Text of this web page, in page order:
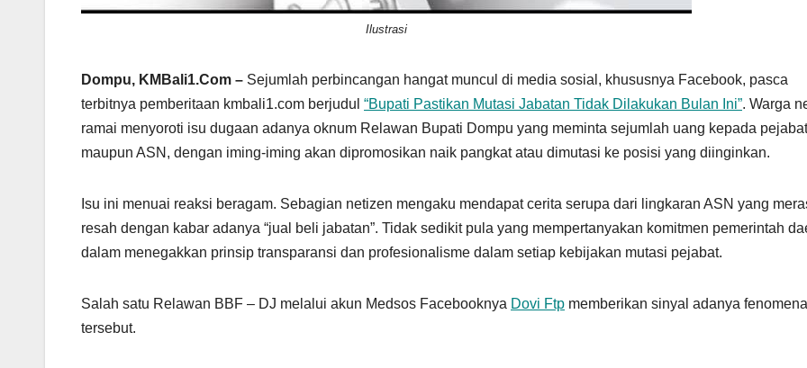
Ilustrasi
Dompu, KMBali1.Com – Sejumlah perbincangan hangat muncul di media sosial, khususnya Facebook, pasca
terbitnya pemberitaan kmbali1.com berjudul “Bupati Pastikan Mutasi Jabatan Tidak Dilakukan Bulan Ini”. Warga
ramai menyoroti isu dugaan adanya oknum Relawan Bupati Dompu yang meminta sejumlah uang kepada pejabat
maupun ASN, dengan iming-iming akan dipromosikan naik pangkat atau dimutasi ke posisi yang diinginkan.
Isu ini menuai reaksi beragam. Sebagian netizen mengaku mendapat cerita serupa dari lingkaran ASN yang
resah dengan kabar adanya “jual beli jabatan”. Tidak sedikit pula yang mempertanyakan komitmen pemerintah
dalam menegakkan prinsip transparansi dan profesionalisme dalam setiap kebijakan mutasi pejabat.
Salah satu Relawan BBF – DJ melalui akun Medsos Facebooknya Dovi Ftp memberikan sinyal adanya fenomena
tersebut.